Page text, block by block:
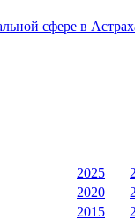
сфере в
2025
2020
2015